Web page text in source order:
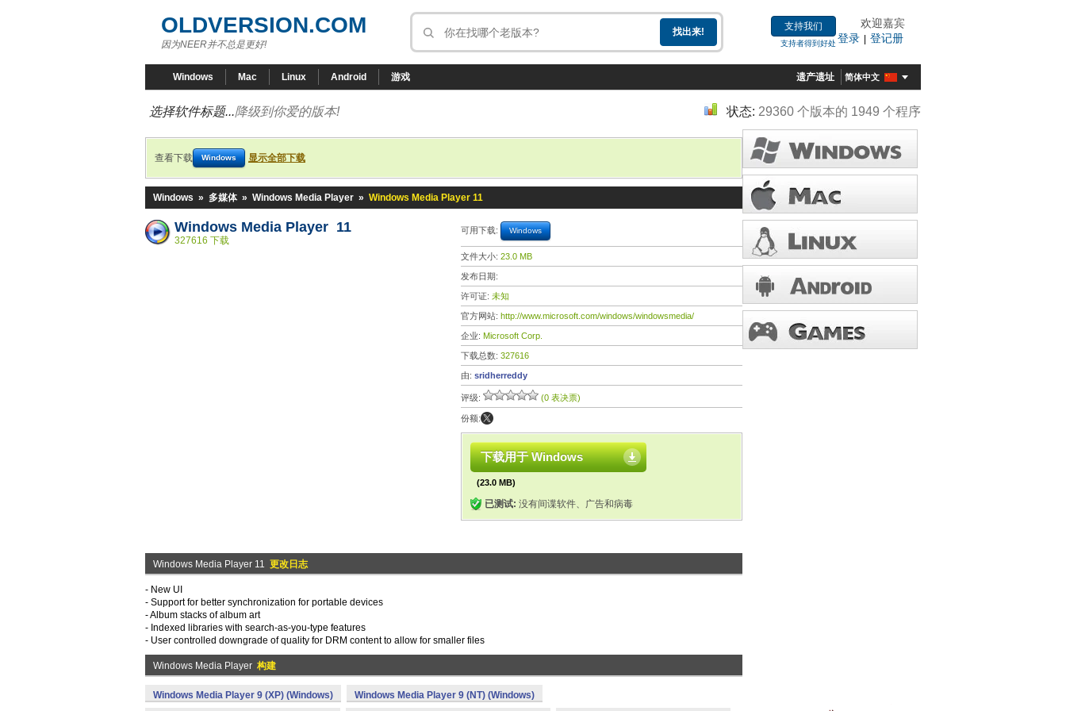
OLDVERSION.COM
因为NEER并不总是更好!
支持我们
支持者得到好处
欢迎嘉宾
登录 | 登记册
Windows Mac Linux Android 游戏 遗产遗址 简体中文
选择软件标题...降级到你爱的版本! 状态: 29360 个版本的 1949 个程序
查看下载 Windows 显示全部下载
Windows » 多媒体 » Windows Media Player » Windows Media Player 11
Windows Media Player 11
327616 下载
可用下载: Windows
文件大小: 23.0 MB
发布日期:
许可证: 未知
官方网站: http://www.microsoft.com/windows/windowsmedia/
企业: Microsoft Corp.
下载总数: 327616
由: sridherreddy
评级: (0 表决票)
份额:
下载用于 Windows
(23.0 MB)
已测试: 没有间谍软件、广告和病毒
Windows Media Player 11 更改日志
- New UI
- Support for better synchronization for portable devices
- Album stacks of album art
- Indexed libraries with search-as-you-type features
- User controlled downgrade of quality for DRM content to allow for smaller files
Windows Media Player 构建
Windows Media Player 9 (XP) (Windows) Windows Media Player 9 (NT) (Windows)